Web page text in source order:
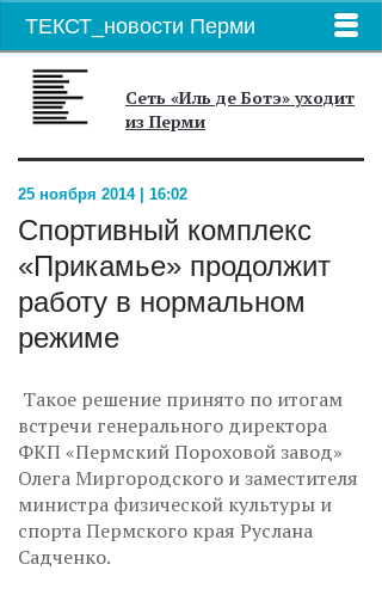
ТЕКСТ_новости Перми
Сеть «Иль де Ботэ» уходит
из Перми
25 ноября 2014 | 16:02
Спортивный комплекс
«Прикамье» продолжит
работу в нормальном
режиме
Такое решение принято по итогам
встречи генерального директора
ФКП «Пермский Пороховой завод»
Олега Миргородского и заместителя
министра физической культуры и
спорта Пермского края Руслана
Садченко.